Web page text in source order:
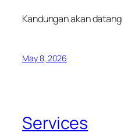
Kandungan akan datang
May 8, 2026
Services